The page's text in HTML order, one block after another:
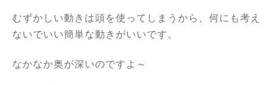
むずかしい動きは頭を使ってしまうから、何にも考え
ないでいい簡単な動きがいいです。
なかなか奥が深いのですよ～